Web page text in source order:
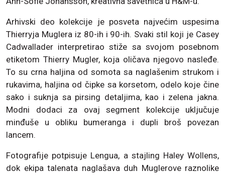
Arhivski deo kolekcije je posveta najvećim uspesima
Thierryja Muglera iz 80-ih i 90-ih. Svaki stil koji je Casey
Cadwallader interpretirao stiže sa svojom posebnom
etiketom Thierry Mugler, koja oličava njegovo nasleđe.
To su crna haljina od somota sa naglašenim strukom i
rukavima, haljina od čipke sa korsetom, odelo koje čine
sako i suknja sa pirsing detaljima, kao i zelena jakna.
Modni dodaci za ovaj segment kolekcije uključuje
minđuše u obliku bumeranga i dupli broš povezan
lancem.
Fotografije potpisuje Lengua, a stajling Haley Wollens,
dok ekipa talenata naglašava duh Muglerove raznolike